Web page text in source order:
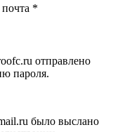
*
отправлено
пароля.
было выслано